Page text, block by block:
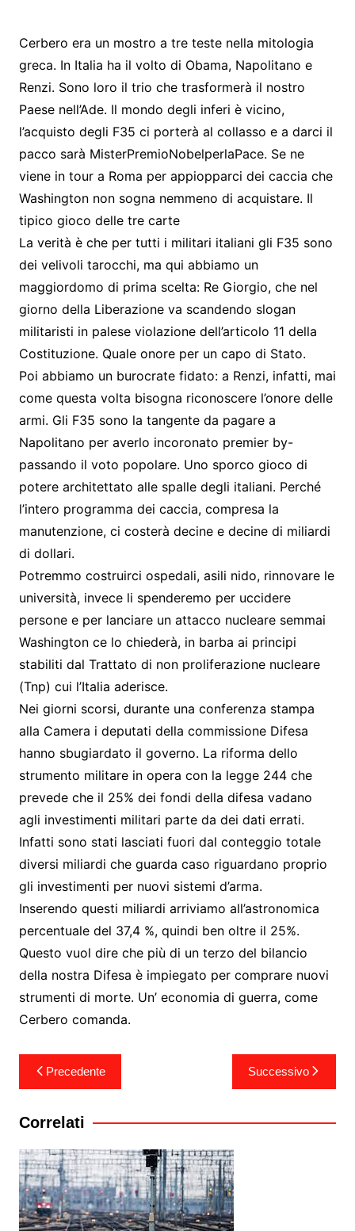
Cerbero era un mostro a tre teste nella mitologia
greca. In Italia ha il volto di Obama, Napolitano e
Renzi. Sono loro il trio che trasformerà il nostro
Paese nell’Ade. Il mondo degli inferi è vicino,
l’acquisto degli F35 ci porterà al collasso e a darci il
pacco sarà MisterPremioNobelperlaPace. Se ne
viene in tour a Roma per appiopparci dei caccia che
Washington non sogna nemmeno di acquistare. Il
tipico gioco delle tre carte
La verità è che per tutti i militari italiani gli F35 sono
dei velivoli tarocchi, ma qui abbiamo un
maggiordomo di prima scelta: Re Giorgio, che nel
giorno della Liberazione va scandendo slogan
militaristi in palese violazione dell’articolo 11 della
Costituzione. Quale onore per un capo di Stato.
Poi abbiamo un burocrate fidato: a Renzi, infatti, mai
come questa volta bisogna riconoscere l’onore delle
armi. Gli F35 sono la tangente da pagare a
Napolitano per averlo incoronato premier by-
passando il voto popolare. Uno sporco gioco di
potere architettato alle spalle degli italiani. Perché
l’intero programma dei caccia, compresa la
manutenzione, ci costerà decine e decine di miliardi
di dollari.
Potremmo costruirci ospedali, asili nido, rinnovare le
università, invece li spenderemo per uccidere
persone e per lanciare un attacco nucleare semmai
Washington ce lo chiederà, in barba ai principi
stabiliti dal Trattato di non proliferazione nucleare
(Tnp) cui l’Italia aderisce.
Nei giorni scorsi, durante una conferenza stampa
alla Camera i deputati della commissione Difesa
hanno sbugiardato il governo. La riforma dello
strumento militare in opera con la legge 244 che
prevede che il 25% dei fondi della difesa vadano
agli investimenti militari parte da dei dati errati.
Infatti sono stati lasciati fuori dal conteggio totale
diversi miliardi che guarda caso riguardano proprio
gli investimenti per nuovi sistemi d’arma.
Inserendo questi miliardi arriviamo all’astronomica
percentuale del 37,4 %, quindi ben oltre il 25%.
Questo vuol dire che più di un terzo del bilancio
della nostra Difesa è impiegato per comprare nuovi
strumenti di morte. Un’ economia di guerra, come
Cerbero comanda.
Navigazione
articoli
Precedente Successivo
Correlati